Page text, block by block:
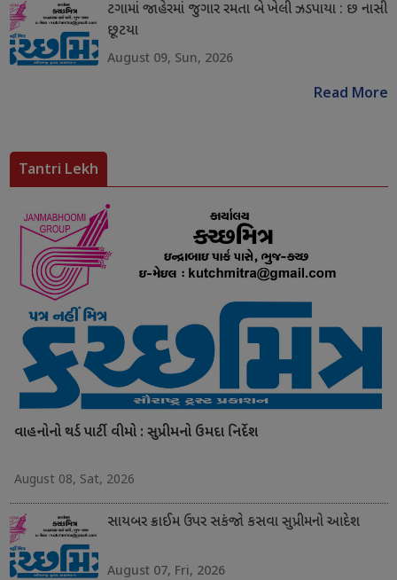
ટગામાં જાહેરમાં જુગાર રમતા બે ખેલી ઝડપાયા : છ નાસી
છૂટયા
August 09, Sun, 2026
Read More
Tantri Lekh
વાહનોનો થર્ડ પાર્ટી વીમો : સુપ્રીમનો ઉમદા નિર્દેશ
August 08, Sat, 2026
સાયબર ક્રાઈમ ઉપર સકંજો કસવા સુપ્રીમનો આદેશ
August 07, Fri, 2026